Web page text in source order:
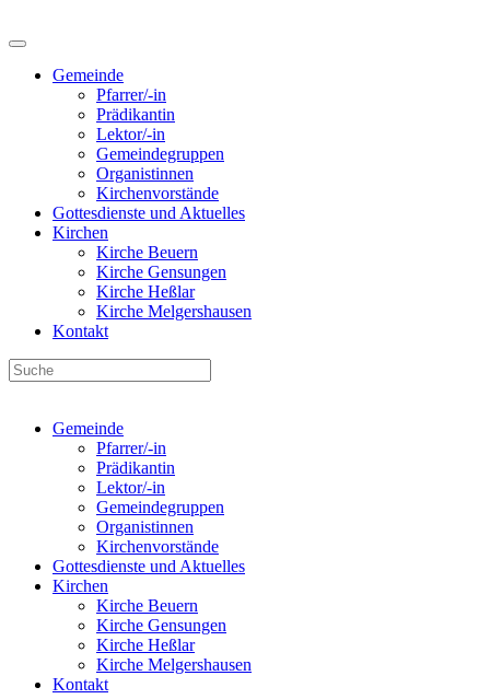
Gemeinde
Pfarrer/-in
Prädikantin
Lektor/-in
Gemeindegruppen
Organistinnen
Kirchenvorstände
Gottesdienste und Aktuelles
Kirchen
Kirche Beuern
Kirche Gensungen
Kirche Heßlar
Kirche Melgershausen
Kontakt
Gemeinde
Pfarrer/-in
Prädikantin
Lektor/-in
Gemeindegruppen
Organistinnen
Kirchenvorstände
Gottesdienste und Aktuelles
Kirchen
Kirche Beuern
Kirche Gensungen
Kirche Heßlar
Kirche Melgershausen
Kontakt